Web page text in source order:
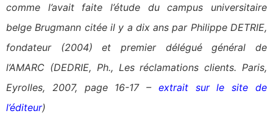
comme l’avait faite l’étude du campus universitaire
belge Brugmann citée il y a dix ans par Philippe DETRIE,
fondateur (2004) et premier délégué général de
l’AMARC (DEDRIE, Ph., Les réclamations clients. Paris,
Eyrolles, 2007, page 16-17 – extrait sur le site de
l’éditeur)